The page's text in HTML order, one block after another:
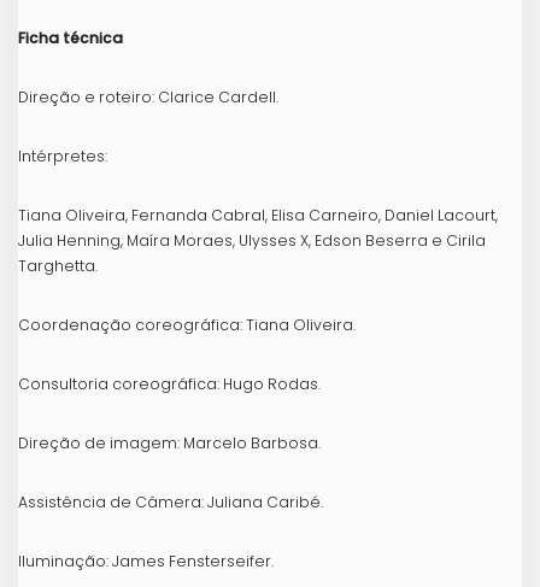
Ficha técnica
Direção e roteiro: Clarice Cardell.
Intérpretes:
Tiana Oliveira, Fernanda Cabral, Elisa Carneiro, Daniel Lacourt,
Julia Henning, Maíra Moraes, Ulysses X, Edson Beserra e Cirila
Targhetta.
Coordenação coreográfica: Tiana Oliveira.
Consultoria coreográfica: Hugo Rodas.
Direção de imagem: Marcelo Barbosa.
Assistência de Câmera: Juliana Caribé.
Iluminação: James Fensterseifer.